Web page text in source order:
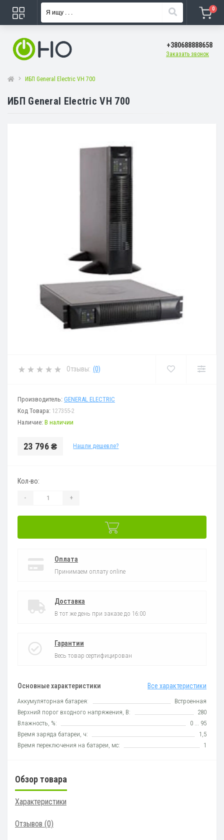
0
+380688888658
Заказать звонок
ИБП General Electric VH 700
ИБП General Electric VH 700
Отзывы: (0)
Производитель: GENERAL ELECTRIC
Код Товара: 127355-2
Наличие: В наличии
23 796 ₴ Нашли дешевле?
Основные характеристики Все характеристики
Аккумуляторная батарея:
Встроенная
Верхний порог входного напряжения, В:
280
Влажность, %:
0 ... 95
Время заряда батареи, ч:
1,5
Время переключения на батареи, мс:
1
Кол-во:
- +
Оплата
Принимаем оплату online
Доставка
В тот же день при заказе до 16:00
Гарантии
Весь товар сертифицирован
Обзор товара
Характеристики
Отзывов (0)